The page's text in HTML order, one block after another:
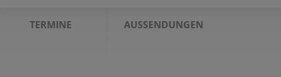
TERMINE AUSSENDUNGEN